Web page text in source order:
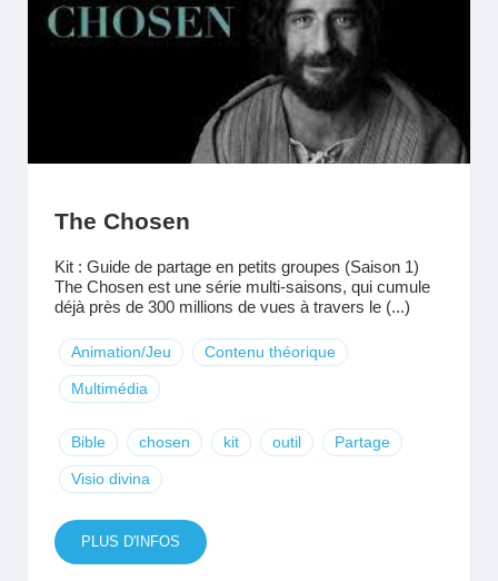
The Chosen
Kit : Guide de partage en petits groupes (Saison 1)
The Chosen est une série multi-saisons, qui cumule
déjà près de 300 millions de vues à travers le (...)
Animation/Jeu Contenu théorique
Multimédia
Bible chosen kit outil Partage
Visio divina
PLUS D'INFOS